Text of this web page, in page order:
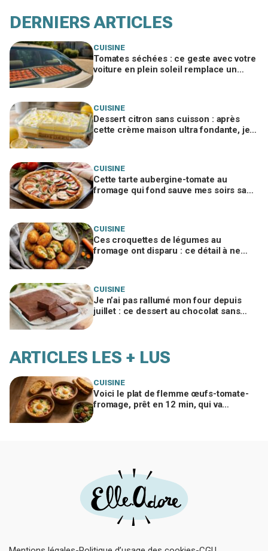
DERNIERS ARTICLES
CUISINE
Tomates séchées : ce geste avec votre
voiture en plein soleil remplace un
CUISINE
Dessert citron sans cuisson : après
cette crème maison ultra fondante, je
CUISINE
Cette tarte aubergine-tomate au
fromage qui fond sauve mes soirs sans
CUISINE
Ces croquettes de légumes au
fromage ont disparu : ce détail à ne
CUISINE
Je n’ai pas rallumé mon four depuis
juillet : ce dessert au chocolat sans
ARTICLES LES + LUS
CUISINE
Voici le plat de flemme œufs-tomate-
fromage, prêt en 12 min, qui va